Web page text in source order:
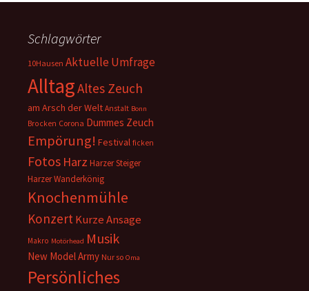
Schlagwörter
10Hausen Aktuelle Umfrage
AlltagAltes Zeuch
am Arsch der Welt Anstalt Bonn
Brocken Corona Dummes Zeuch
Empörung! Festival ficken
Fotos Harz Harzer Steiger
Harzer Wanderkönig
Knochenmühle
KonzertKurze Ansage
Makro Motörhead Musik
New Model Army Nur so Oma
Persönliches